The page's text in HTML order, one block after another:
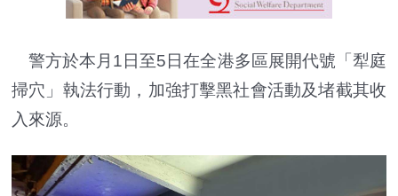
警方於本月1日至5日在全港多區展開代號「犁庭
掃穴」執法行動，加強打擊黑社會活動及堵截其收
入來源。